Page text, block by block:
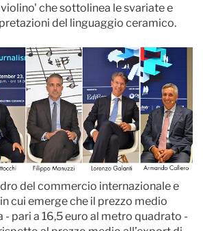
che sottolinea le svariate e
del linguaggio ceramico.
del commercio internazionale e
cui emerge che il prezzo medio
- pari a 16,5 euro al metro quadrato -